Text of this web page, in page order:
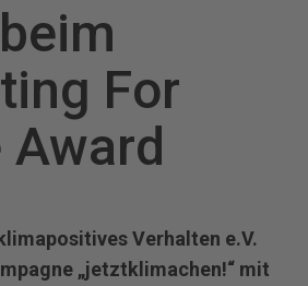
For
Award
Verhalten e.V.
„jetztklimachen!“ mit